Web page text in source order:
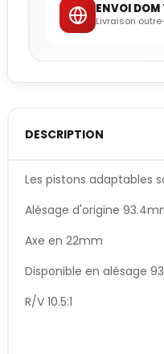
ENVOI DOM
Livraison
DESCRIPTION
Les pistons adaptables
Alésage d'origine
Axe en 22mm
Disponible en alésage
R/V 10.5:1